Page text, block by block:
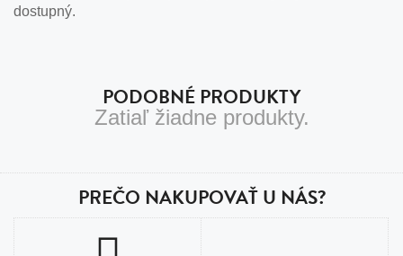
dostupný.
PODOBNÉ PRODUKTY
Zatiaľ žiadne produkty.
PREČO NAKUPOVAŤ U NÁS?